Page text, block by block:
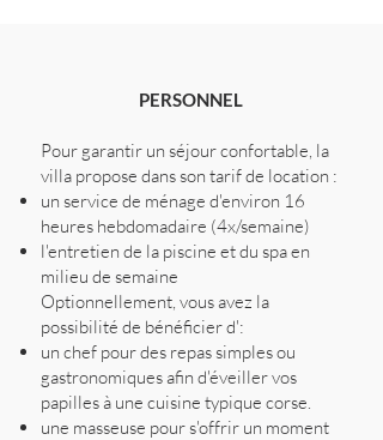
PERSONNEL
Pour garantir un séjour confortable, la
villa propose dans son tarif de location :
un service de ménage d'environ 16
heures hebdomadaire (4x/semaine)
l'entretien de la piscine et du spa en
milieu de semaine
Optionnellement, vous avez la
possibilité de bénéficier d':
un chef pour des repas simples ou
gastronomiques afin d'éveiller vos
papilles à une cuisine typique corse.
une masseuse pour s'offrir un moment